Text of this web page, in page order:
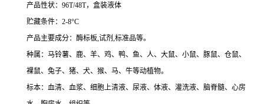
产品性状： 96T/48T，盒装液体
贮藏条件： 2-8°C
产品主要成分：酶标板,试剂 ,标准品等。
种属：马铃薯、鹿、羊、鸡、鸭、鱼、人、大鼠、小鼠、豚鼠、仓鼠、
裸鼠、兔子、猪、犬、猴、马、牛等动植物。
标本：血清、血浆、细胞上清液、尿液、体液、灌洗液、脑脊髓、心房